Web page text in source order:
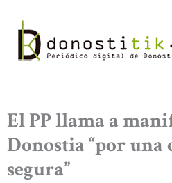
contenido
El PP llama a
Donostia “por una
segura”